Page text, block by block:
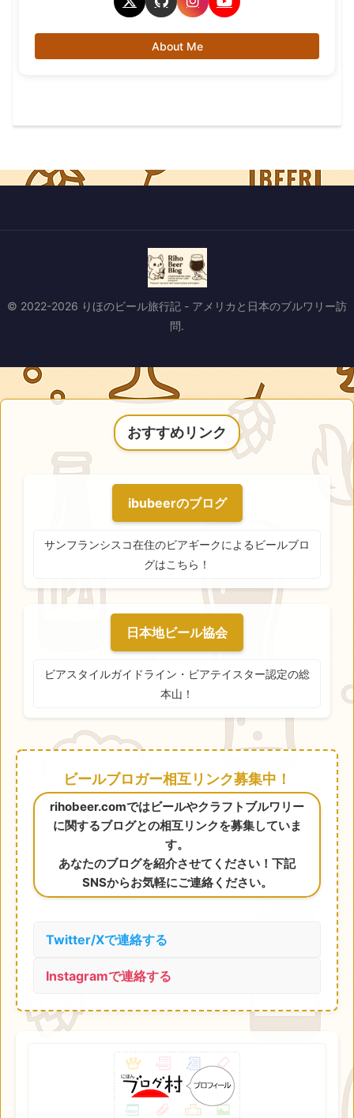
About Me
© 2022-2026 りほのビール旅行記 - アメリカと日本のブルワリー訪
問.
おすすめリンク
ibubeerのブログ
サンフランシスコ在住のビアギークによるビールブロ
グはこちら！
日本地ビール協会
ビアスタイルガイドライン・ビアテイスター認定の総
本山！
ビールブロガー相互リンク募集中！
rihobeer.comではビールやクラフトブルワリー
に関するブログとの相互リンクを募集していま
す。
あなたのブログを紹介させてください！下記
SNSからお気軽にご連絡ください。
Twitter/Xで連絡する
Instagramで連絡する